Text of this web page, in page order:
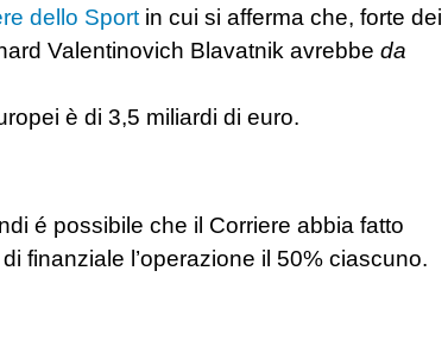
dello Sport in cui si afferma che, forte dei
Valentinovich Blavatnik avrebbe da
è di 3,5 miliardi di euro.
é possibile che il Corriere abbia fatto
finanziale l’operazione il 50% ciascuno.